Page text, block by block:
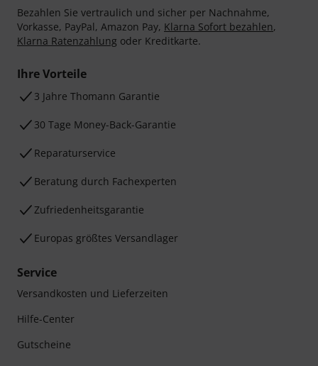
Bezahlen Sie vertraulich und sicher per Nachnahme,
Vorkasse, PayPal, Amazon Pay, Klarna Sofort bezahlen,
Klarna Ratenzahlung oder Kreditkarte.
Ihre Vorteile
3 Jahre Thomann Garantie
30 Tage Money-Back-Garantie
Reparaturservice
Beratung durch Fachexperten
Zufriedenheitsgarantie
Europas größtes Versandlager
Service
Versandkosten und Lieferzeiten
Hilfe-Center
Gutscheine